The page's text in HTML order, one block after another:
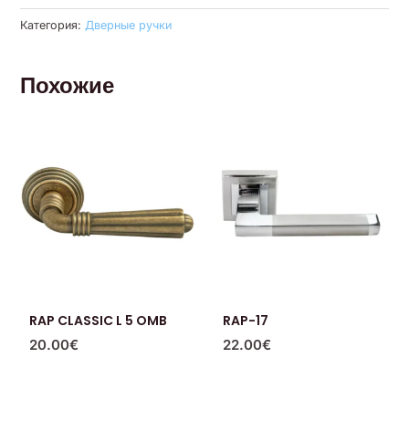
Категория: Дверные ручки
Похожие
RAP CLASSIC L 5 OMB
20.00€
RAP-17
22.00€